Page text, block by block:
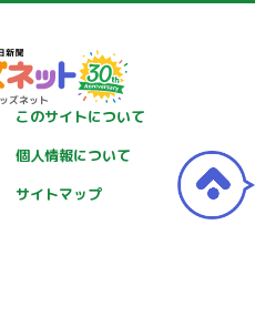
このサイトについて
個人情報について
サイトマップ